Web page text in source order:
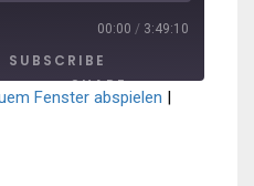
FORWARD
30
SECONDS
00:00 / 3:49:10
SUBSCRIBE
SHARE
Fenster abspielen |